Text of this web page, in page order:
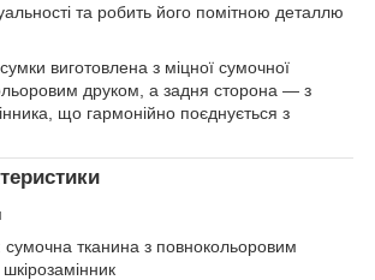
та робить його помітною деталлю
виготовлена з міцної сумочної
друком, а задня сторона — з
що гармонійно поєднується з
тканина з повнокольоровим